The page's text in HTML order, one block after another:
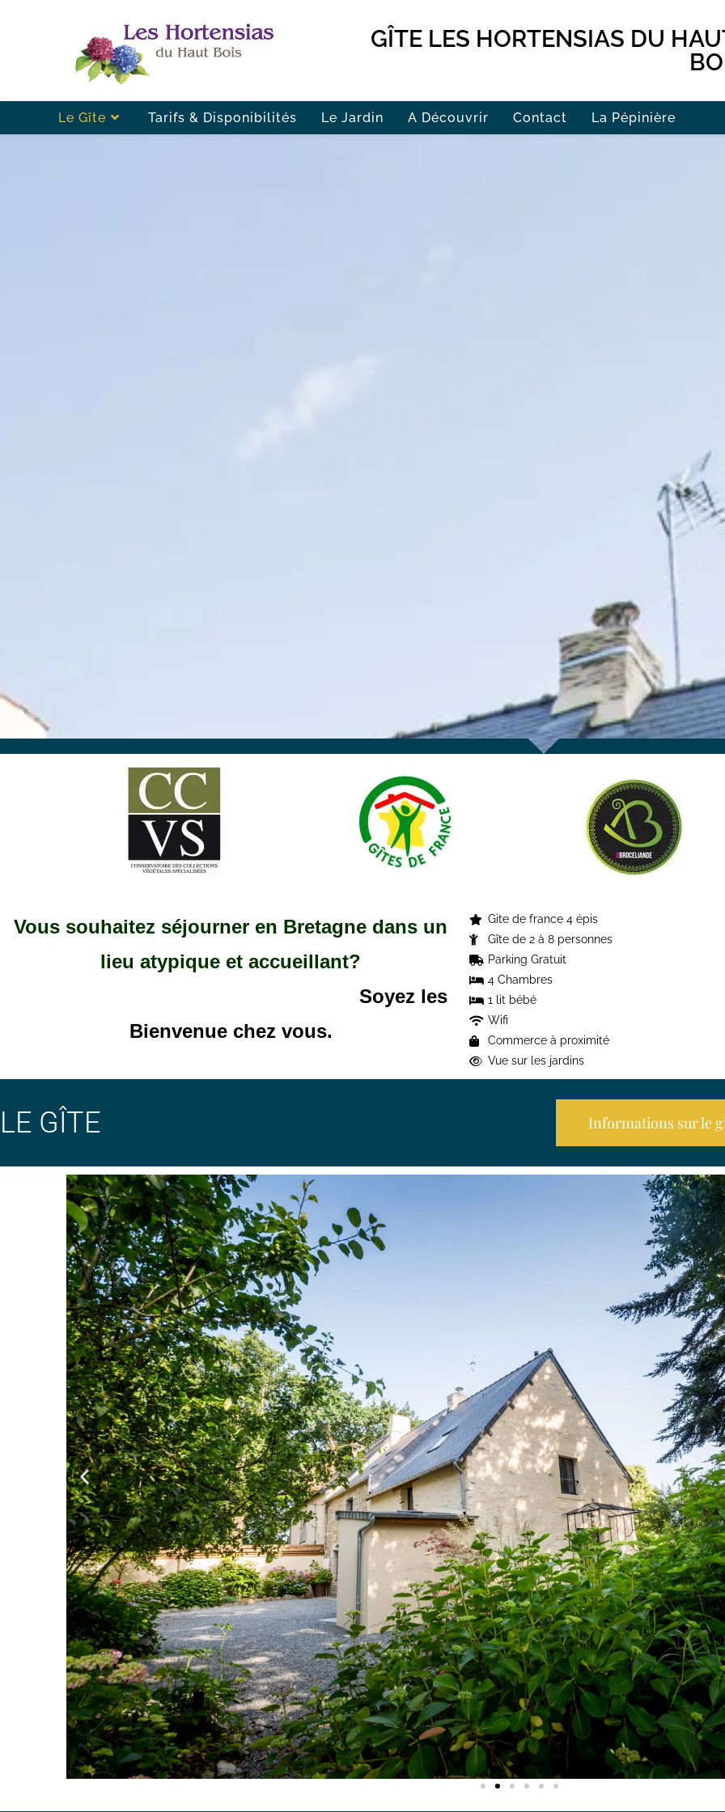
GÎTE LES HORTENSIAS DU
Le Gîte Tarifs & Disponibilités Le Jardin A Découvrir Contact La Pépinière
Vous souhaitez séjourner en Bretagne dans un
lieu atypique et accueillant?
Soyez les
Bienvenue chez vous.
Gite de france 4 épis
Gîte de 2 à 8 personnes
Parking Gratuit
4 Chambres
1 lit bébé
Wifi
Commerce à proximité
Vue sur les jardins
LE GÎTE Informations sur le